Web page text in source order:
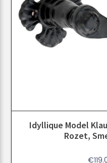
Idyllique Model
Rozet,
€